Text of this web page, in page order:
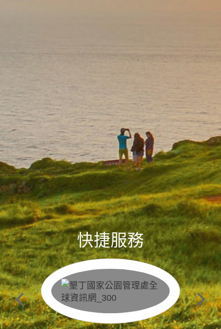
快捷服務